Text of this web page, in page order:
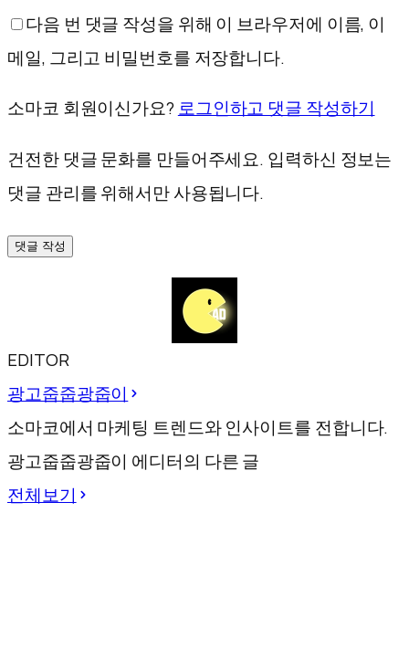
다음 번 댓글 작성을 위해 이 브라우저에 이름, 이
메일, 그리고 비밀번호를 저장합니다.
소마코 회원이신가요? 로그인하고 댓글 작성하기
건전한 댓글 문화를 만들어주세요. 입력하신 정보는
댓글 관리를 위해서만 사용됩니다.
댓글 작성
EDITOR
광고줍줍광줍이
소마코에서 마케팅 트렌드와 인사이트를 전합니다.
광고줍줍광줍이 에디터의 다른 글
전체보기